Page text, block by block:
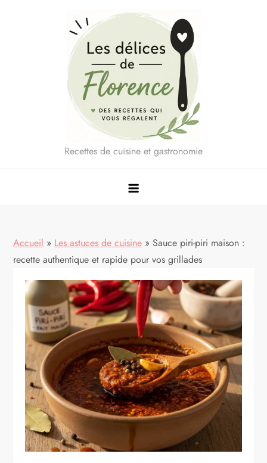
Recettes de cuisine et gastronomie
Accueil » Les astuces de cuisine » Sauce piri-piri maison :
recette authentique et rapide pour vos grillades